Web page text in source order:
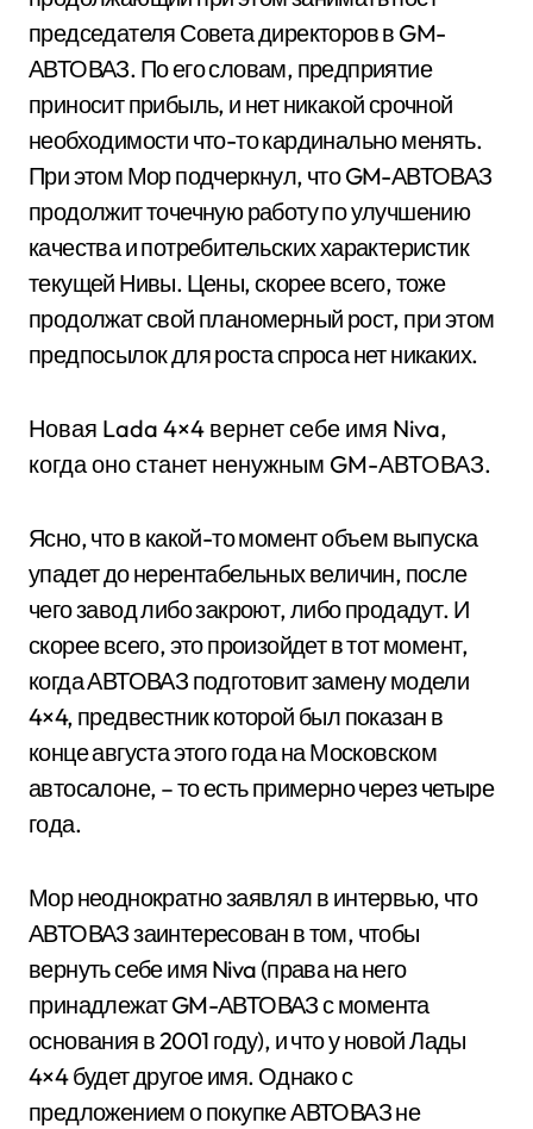
председателя Совета директоров в GM-
АВТОВАЗ. По его словам, предприятие
приносит прибыль, и нет никакой срочной
необходимости что-то кардинально менять.
При этом Мор подчеркнул, что GM-АВТОВАЗ
продолжит точечную работу по улучшению
качества и потребительских характеристик
текущей Нивы. Цены, скорее всего, тоже
продолжат свой планомерный рост, при этом
предпосылок для роста спроса нет никаких.
Новая Lada 4×4 вернет себе имя Niva,
когда оно станет ненужным GM-АВТОВАЗ.
Ясно, что в какой-то момент объем выпуска
упадет до нерентабельных величин, после
чего завод либо закроют, либо продадут. И
скорее всего, это произойдет в тот момент,
когда АВТОВАЗ подготовит замену модели
4×4, предвестник которой был показан в
конце августа этого года на Московском
автосалоне, – то есть примерно через четыре
года.
Мор неоднократно заявлял в интервью, что
АВТОВАЗ заинтересован в том, чтобы
вернуть себе имя Niva (права на него
принадлежат GM-АВТОВАЗ с момента
основания в 2001 году), и что у новой Лады
4×4 будет другое имя. Однако с
предложением о покупке АВТОВАЗ не